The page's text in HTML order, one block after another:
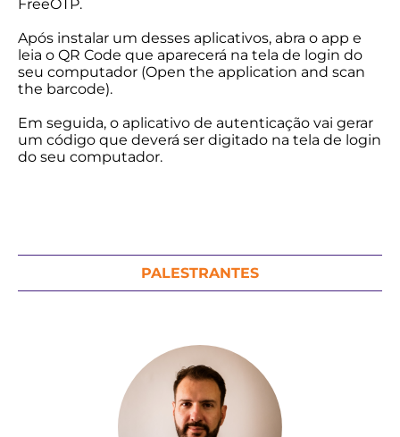
FreeOTP.
Após instalar um desses aplicativos, abra o app e
leia o QR Code que aparecerá na tela de login do
seu computador (Open the application and scan
the barcode).
Em seguida, o aplicativo de autenticação vai gerar
um código que deverá ser digitado na tela de login
do seu computador.
PALESTRANTES